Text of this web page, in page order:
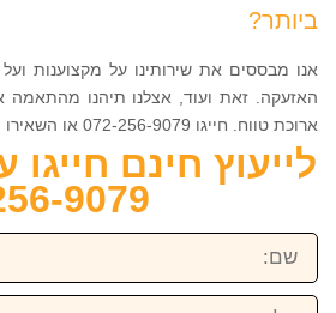
ביותר?
אנו מבססים את שירותינו על מקצוענות
האזעקה. זאת ועוד, אצלנו תיהנו מהתאמה
ארוכת טווח. חייגו 072-256-9079 או השאירו פרטים
9079
שם:
טלפון: